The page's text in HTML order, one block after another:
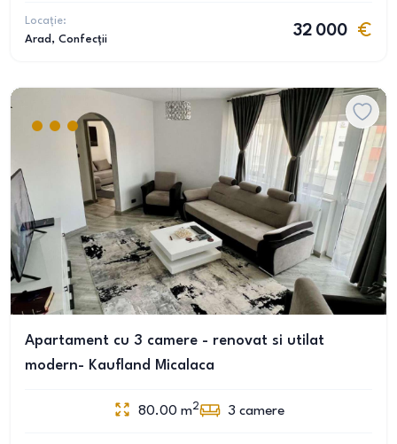
Locație:
Arad , Confecții
32 000
Apartament cu 3 camere - renovat si utilat
modern- Kaufland Micalaca
80.00 m2 3 camere